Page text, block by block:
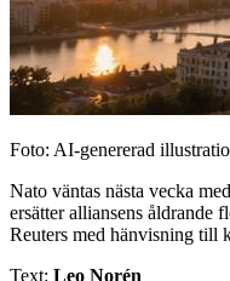
Foto: AI-genererad
Nato väntas nästa vecka
ersätter alliansens åldrande
Reuters med hänvisning till
Text: Leo Norén